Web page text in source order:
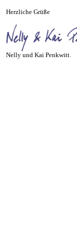
Herzliche Grüße
Nelly und Kai Penkwitt.